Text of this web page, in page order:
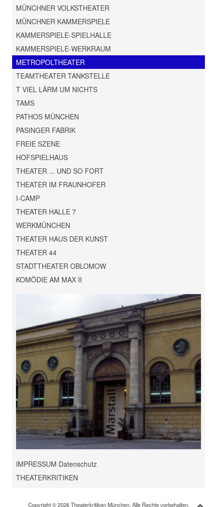
MÜNCHNER VOLKSTHEATER
MÜNCHNER KAMMERSPIELE
KAMMERSPIELE-SPIELHALLE
KAMMERSPIELE-WERKRAUM
METROPOLTHEATER
TEAMTHEATER TANKSTELLE
T VIEL LÄRM UM NICHTS
TAMS
PATHOS MÜNCHEN
PASINGER FABRIK
FREIE SZENE
HOFSPIELHAUS
THEATER ... UND SO FORT
THEATER IM FRAUNHOFER
I-CAMP
THEATER HALLE 7
WERKMÜNCHEN
THEATER HAUS DER KUNST
THEATER 44
STADTTHEATER OBLOMOW
KOMÖDIE AM MAX II
IMPRESSUM Datenschutz
THEATERKRITIKEN
Copyright © 2026 Theaterkritiken München. Alle Rechte vorbehalten.